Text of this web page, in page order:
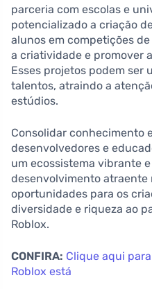
parceria com escolas e
potencializado a criação
alunos em competições
a criatividade e promover
Esses projetos podem ser
talentos, atraindo a
estúdios.
Consolidar conhecimento
desenvolvedores e
um ecossistema vibrante
desenvolvimento atraente
oportunidades para os
diversidade e riqueza ao
Roblox.
CONFIRA: Clique aqui
Roblox está